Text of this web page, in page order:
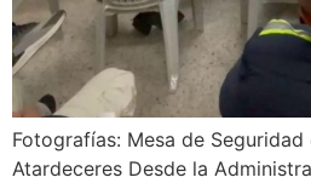
Fotografías: Mesa de Seguridad
Atardeceres Desde la